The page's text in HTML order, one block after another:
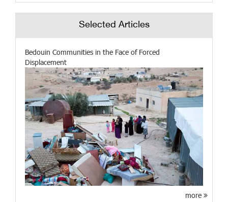
Selected Articles
Bedouin Communities in the Face of Forced
Displacement